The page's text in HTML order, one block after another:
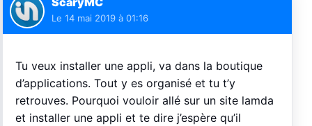
Le 14 mai 2019 à 01:16
Tu veux installer une appli, va dans la boutique
d’applications. Tout y es organisé et tu t’y
retrouves. Pourquoi vouloir allé sur un site lamda
et installer une appli et te dire j’espère qu’il